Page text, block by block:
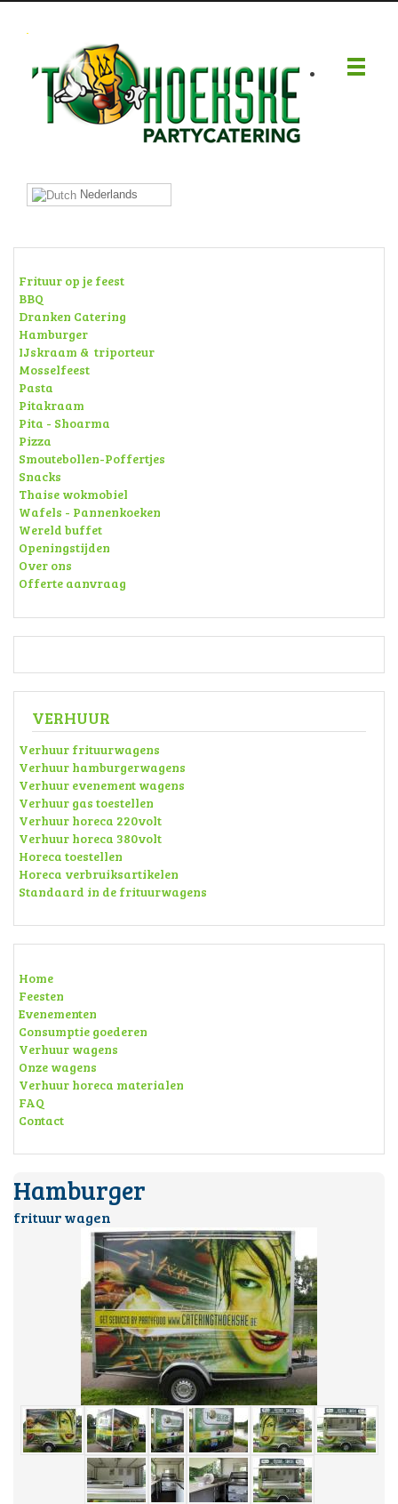
.
Nederlands
Frituur op je feest
BBQ
Dranken Catering
Hamburger
IJskraam & triporteur
Mosselfeest
Pasta
Pitakraam
Pita - Shoarma
Pizza
Smoutebollen-Poffertjes
Snacks
Thaise wokmobiel
Wafels - Pannenkoeken
Wereld buffet
Openingstijden
Over ons
Offerte aanvraag
VERHUUR
Verhuur frituurwagens
Verhuur hamburgerwagens
Verhuur evenement wagens
Verhuur gas toestellen
Verhuur horeca 220volt
Verhuur horeca 380volt
Horeca toestellen
Horeca verbruiksartikelen
Standaard in de frituurwagens
Home
Feesten
Evenementen
Consumptie goederen
Verhuur wagens
Onze wagens
Verhuur horeca materialen
FAQ
Contact
Hamburger
frituur wagen